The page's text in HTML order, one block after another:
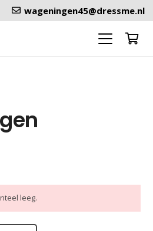
wageningen45@dressme.nl
leeg.